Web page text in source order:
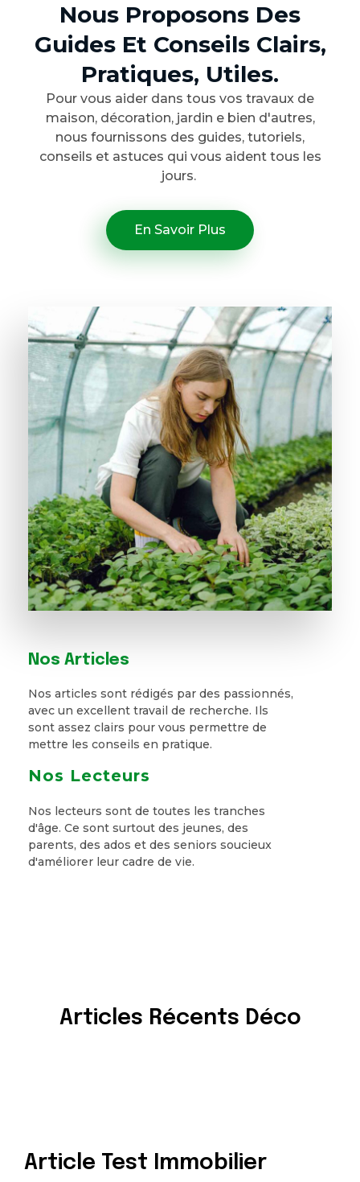
Nous Proposons Des
Guides Et Conseils Clairs,
Pratiques, Utiles.
Pour vous aider dans tous vos travaux de
maison, décoration, jardin e bien d'autres,
nous fournissons des guides, tutoriels,
conseils et astuces qui vous aident tous les
jours.
En Savoir Plus
Nos Articles
Nos articles sont rédigés par des passionnés,
avec un excellent travail de recherche. Ils
sont assez clairs pour vous permettre de
mettre les conseils en pratique.
Nos Lecteurs
Nos lecteurs sont de toutes les tranches
d'âge. Ce sont surtout des jeunes, des
parents, des ados et des seniors soucieux
d'améliorer leur cadre de vie.
Articles Récents Déco
Article Test Immobilier